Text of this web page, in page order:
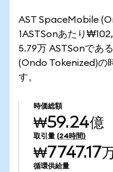
AST SpaceMobile
1ASTSonあたり
5.79万 ASTSonであ
(Ondo Tokenized)の
す。
時価総額
₩59.24億
取引量 (24時間)
₩7747.17
循環供給量